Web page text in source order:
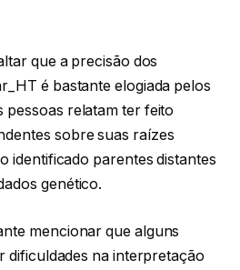
que a precisão dos
é bastante elogiada pelos
pessoas relatam ter feito
sobre suas raízes
identificado parentes distantes
genético.
mencionar que alguns
dificuldades na interpretação